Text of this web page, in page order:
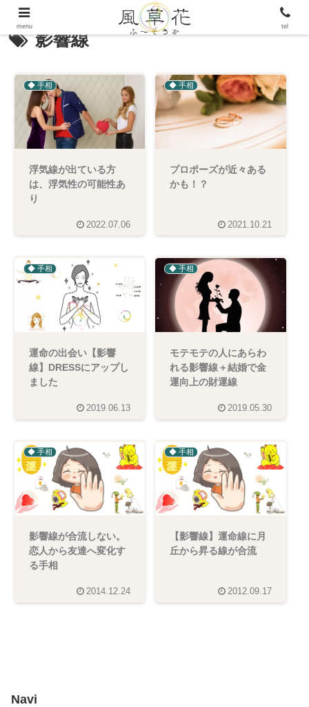
影響線
◆ 手相
浮気線が出ている方
は、浮気性の可能性あ
り
2022.07.06
◆ 手相
プロポーズが近々ある
かも！？
2021.10.21
◆ 手相
運命の出会い【影響
線】DRESSにアップし
ました
2019.06.13
◆ 手相
モテモテの人にあらわ
れる影響線＋結婚で金
運向上の財運線
2019.05.30
◆ 手相
影響線が合流しない。
恋人から友達へ変化す
る手相
2014.12.24
◆ 手相
【影響線】運命線に月
丘から昇る線が合流
2012.09.17
Navi
menu tel